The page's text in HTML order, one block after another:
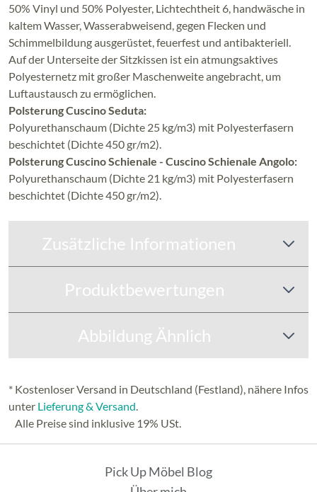
50% Vinyl und 50% Polyester, Lichtechtheit 6, handwäsche in
kaltem Wasser, Wasserabweisend, gegen Flecken und
Schimmelbildung ausgerüstet, feuerfest und antibakteriell.
Auf der Unterseite der Sitzkissen ist ein atmungsaktives
Polyesternetz mit großer Maschenweite angebracht, um
Luftaustausch zu ermöglichen.
Polsterung Cuscino Seduta:
Polyurethanschaum (Dichte 25 kg/m3) mit Polyesterfasern
beschichtet (Dichte 450 gr/m2).
Polsterung Cuscino Schienale - Cuscino Schienale Angolo:
Polyurethanschaum (Dichte 21 kg/m3) mit Polyesterfasern
beschichtet (Dichte 450 gr/m2).
Zusätzliche Informationen
Produktbewertungen
Abbildung Ähnlich
* Kostenloser Versand in Deutschland (Festland), nähere Infos
unter Lieferung & Versand.
Alle Preise sind inklusive 19% USt.
Pick Up Möbel Blog